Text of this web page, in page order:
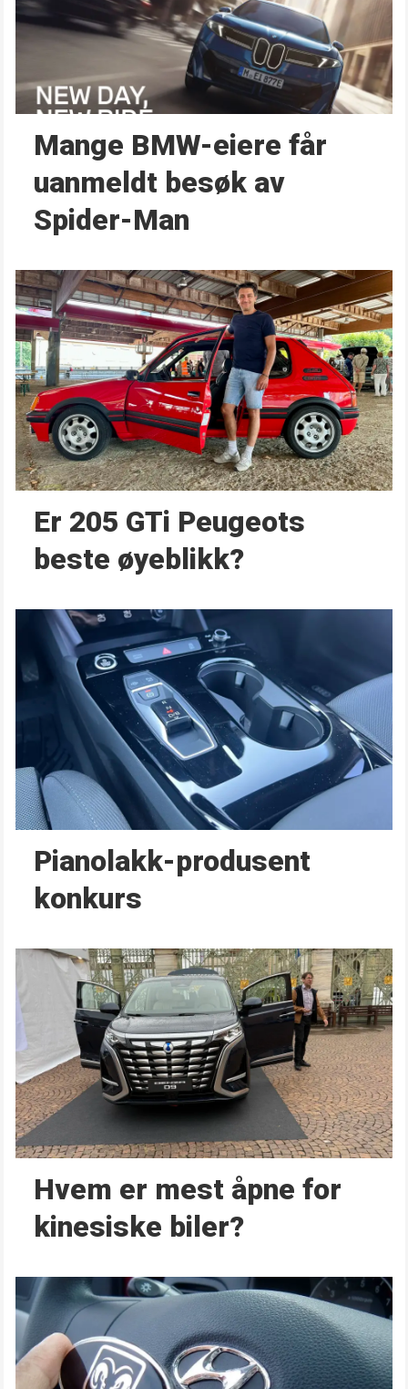
Mange BMW-eiere får
uanmeldt besøk av
Spider-Man
Er 205 GTi Peugeots
beste øyeblikk?
Pianolakk-produsent
konkurs
Hvem er mest åpne for
kinesiske biler?